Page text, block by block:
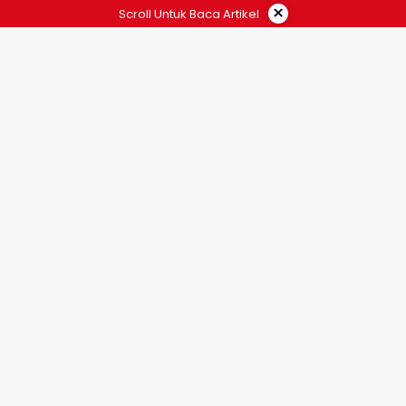
Scroll Untuk Baca Artikel ×